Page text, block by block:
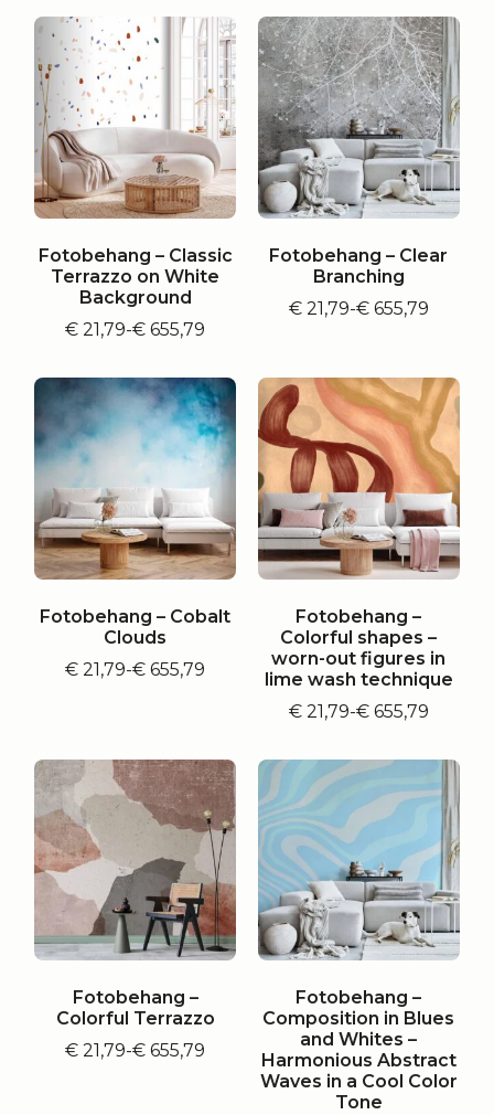
tot
€ 655,79
tot
€ 655,79
Fotobehang – Classic
Terrazzo on White
Background
€ 21,79-€ 655,79
Prijsklasse:
tot
€ 655,79
Fotobehang – Clear
Branching
€21,79-€655,79
Prijsklasse:
€ 655,79
Fotobehang – Cobalt
Clouds
€ 21,79-€ 655,79
Prijsklasse:
Fotobehang –
Colorful shapes –
worn-out figures in
lime wash technique
€21,79-€655,79
Prijsklasse:
tot
Fotobehang –
Colorful Terrazzo
€ 21,79-€ 655,79
Prijsklasse:
Fotobehang –
Composition in Blues
and Whites –
Harmonious Abstract
Waves in a Cool Color
Tone